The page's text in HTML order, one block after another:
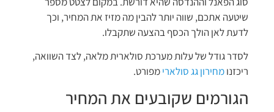
שיטעה אתכם, שווה יותר להבין מה מזיז את המחיר, וכך
לדעת לאן הולך הכסף בהצעה שתקבלו.
לסדר גודל של עלות מערכת סולארית מלאה, לצד השוואה,
ריכזנומחירון גג סולארימפורט.
הגורמים שקובעים את המחיר